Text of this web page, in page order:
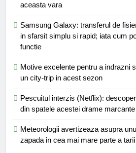
aceasta vara
Samsung Galaxy: transferul de
in sfarsit simplu si rapid; iata cum
functie
Motive excelente pentru a indrazni
un city-trip in acest sezon
Pescuitul interzis (Netflix):
din spatele acestei drame marcante
Meteorologii avertizeaza asupra
zapada in cea mai mare parte a tarii